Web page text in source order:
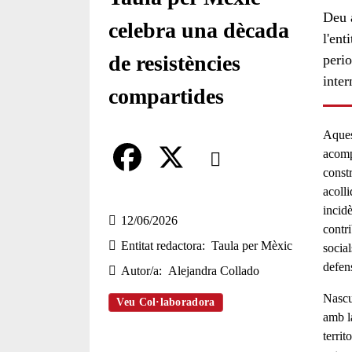
celebra una dècada
de resistències
compartides
Comparteix
a
c
e
Compartir en altres xarxes
12/06/2026
Entitat redactora
Taula per Mèxic
Autor/a
Alejandra Collado
Veu Col·laboradora
Deu
amb